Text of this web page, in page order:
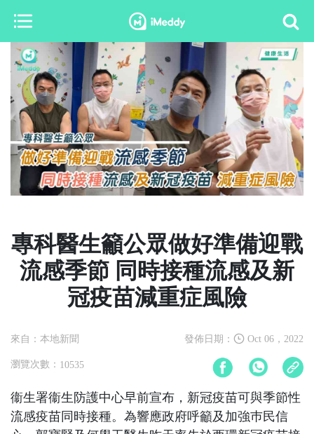
專科醫生籲公眾做好準備迎戰
流感季節 同時接種流感及新
冠疫苗減重症風險
來自：本地新聞 發佈日期： Oct 06，2022
瀏覽次數： 10535
衞生署衞生防護中心早前宣布，新冠疫苗可與季節性
流感疫苗同時接種。為響應政府呼籲及加強巿民信